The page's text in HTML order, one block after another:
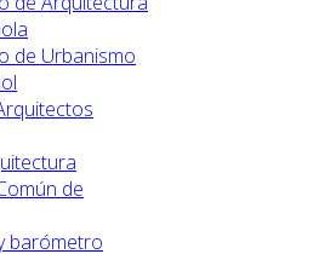
de Urbanismo
de
barómetro